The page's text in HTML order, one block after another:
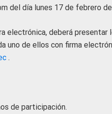
del día lunes 17 de febrero
electrónica, deberá
uno de ellos con firma
.
de participación.